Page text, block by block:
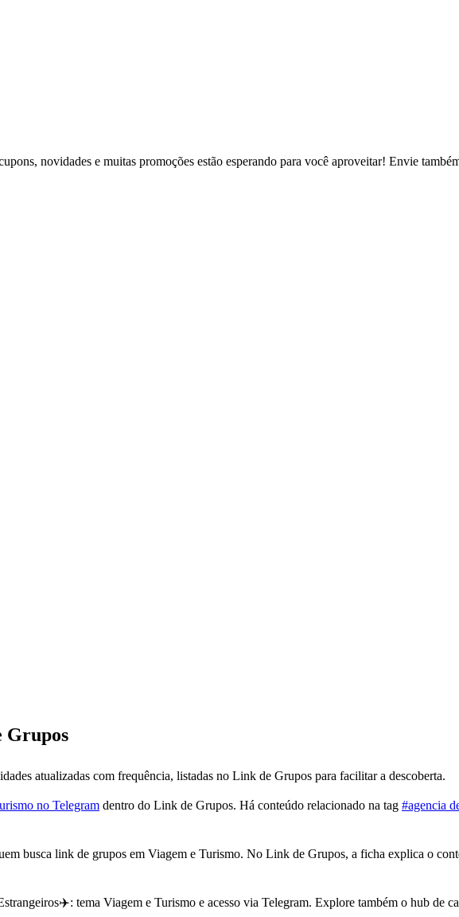
novidades e muitas promoções estão esperando para você aproveitar! Envie
Grupos
atualizadas com frequência, listadas no Link de Grupos para facilitar a descoberta.
no Telegram dentro do Link de Grupos. Há conteúdo relacionado na tag #agencia
busca link de grupos em Viagem e Turismo. No Link de Grupos, a ficha explica o
tema Viagem e Turismo e acesso via Telegram. Explore também o hub de